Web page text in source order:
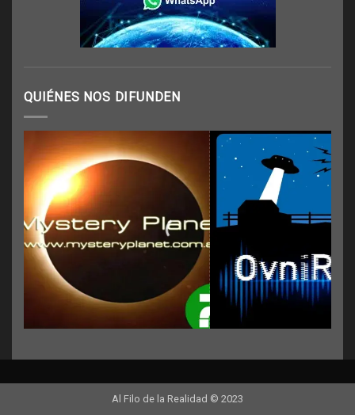
QUIÉNES NOS DIFUNDEN
Al Filo de la Realidad © 2023